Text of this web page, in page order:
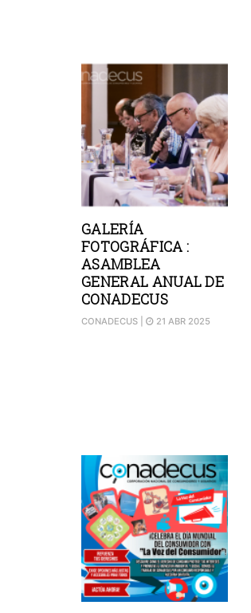
GALERÍA
FOTOGRÁFICA :
ASAMBLEA
GENERAL ANUAL DE
CONADECUS
CONADECUS 21 ABR 2025